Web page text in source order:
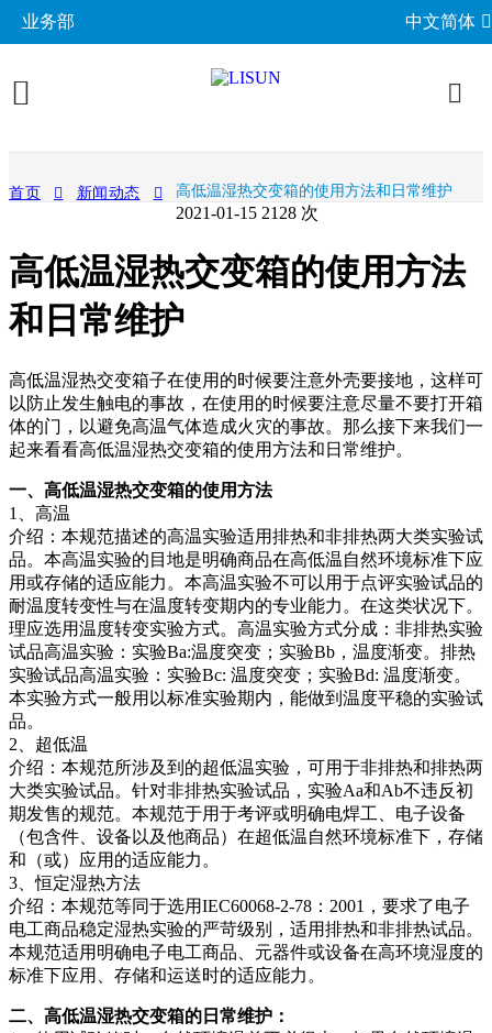
业务部 中文简体
分布光度计系统
积分球光谱辐射计系统
光生物安全与蓝光危害
其他LED测试设备
EMC电磁兼容
EMI电磁干扰测试系统
交流与直流测试电源
环境试验箱
IP防水防尘测试设备
耐候与腐蚀测试
阻燃与防火测试设备
安规测试仪
电子元器件测试
标准试验指与探针
机械力学与量规
机械力学测试机
插头插座与线缆测试
插头插座量规
材料与光学分析
RoHS与元素分析仪
颜色与光泽度测试仪
其他分析仪
LED与灯具测试方案
LM-79与LM-80测试方案
家用电器测试方案
移动与网络测试方案
汽车电子测试方案
音视频与IT测试方案
线缆测试方案
插头插座测试方案
电源开关测试方案
变压器测试方案
电动玩具测试方案
电表测试方案
电动工具测试方案
相关标准
GB 中国国家标准
IEC国际电工委员会
ISO国际标准化组织
CIE国际照明委员会
EN欧洲标准
UL美国标准
成功案例
关于力汕
电子目录
关于我们
联系我们
首页 新闻动态 高低温湿热交变箱的使用方法和日常维护
2021-01-15 2128 次
高低温湿热交变箱的使用方法
和日常维护
高低温湿热交变箱子在使用的时候要注意外壳要接地，这样可
以防止发生触电的事故，在使用的时候要注意尽量不要打开箱
体的门，以避免高温气体造成火灾的事故。那么接下来我们一
起来看看高低温湿热交变箱的使用方法和日常维护。
一、高低温湿热交变箱的使用方法
1、高温
介绍：本规范描述的高温实验适用排热和非排热两大类实验试
品。本高温实验的目地是明确商品在高低温自然环境标准下应
用或存储的适应能力。本高温实验不可以用于点评实验试品的
耐温度转变性与在温度转变期内的专业能力。在这类状况下。
理应选用温度转变实验方式。高温实验方式分成：非排热实验
试品高温实验：实验Ba:温度突变；实验Bb，温度渐变。排热
实验试品高温实验：实验Bc: 温度突变；实验Bd: 温度渐变。
本实验方式一般用以标准实验期内，能做到温度平稳的实验试
品。
2、超低温
介绍：本规范所涉及到的超低温实验，可用于非排热和排热两
大类实验试品。针对非排热实验试品，实验Aa和Ab不违反初
期发售的规范。本规范于用于考评或明确电焊工、电子设备
（包含件、设备以及他商品）在超低温自然环境标准下，存储
和（或）应用的适应能力。
3、恒定湿热方法
介绍：本规范等同于选用IEC60068-2-78：2001，要求了电子
电工商品稳定湿热实验的严苛级别，适用排热和非排热试品。
本规范适用明确电子电工商品、元器件或设备在高环境湿度的
标准下应用、存储和运送时的适应能力。
二、高低温湿热交变箱的日常维护：